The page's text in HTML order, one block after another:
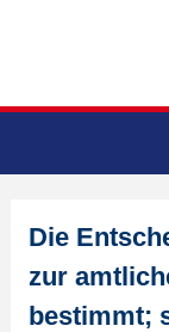
Die
zur
bestimmt;